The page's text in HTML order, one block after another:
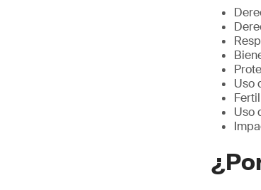
Uso
Uso